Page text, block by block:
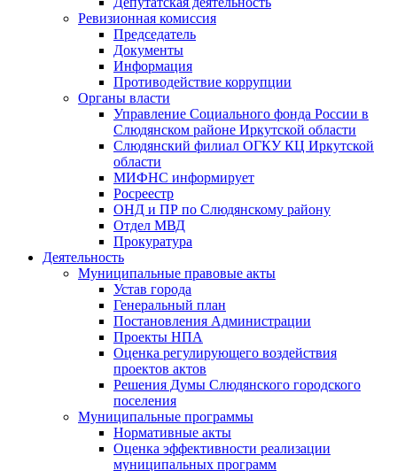
Ревизионная комиссия
Председатель
Документы
Информация
Противодействие коррупции
Органы власти
Управление Социального фонда России в
Слюдянском районе Иркутской области
Слюдянский филиал ОГКУ КЦ Иркутской
области
МИФНС информирует
Росреестр
ОНД и ПР по Слюдянскому району
Отдел МВД
Прокуратура
Деятельность
Муниципальные правовые акты
Устав города
Генеральный план
Постановления Администрации
Проекты НПА
Оценка регулирующего воздействия
проектов актов
Решения Думы Слюдянского городского
поселения
Муниципальные программы
Нормативные акты
Оценка эффективности реализации
муниципальных программ